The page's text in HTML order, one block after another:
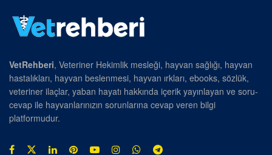
VetRehberi, Veteriner Hekimlik mesleği, hayvan sağlığı, hayvan
hastalıkları, hayvan beslenmesi, hayvan ırkları, ebooks, sözlük,
veteriner ilaçlar, yaban hayatı hakkında içerik yayınlayan ve soru-
cevap ile hayvanlarınızın sorunlarına cevap veren bilgi
platformudur.